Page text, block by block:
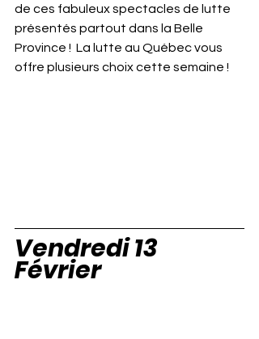
de ces fabuleux spectacles de lutte
présentés partout dans la Belle
Province !  La lutte au Québec vous
offre plusieurs choix cette semaine !
Vendredi 13
Février